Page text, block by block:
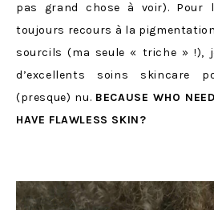
pas grand chose à voir). Pour
toujours recours à la
sourcils (ma seule « triche » !),
d’excellents soins skincare
(presque) nu. BECAUSE WHO
HAVE FLAWLESS SKIN?